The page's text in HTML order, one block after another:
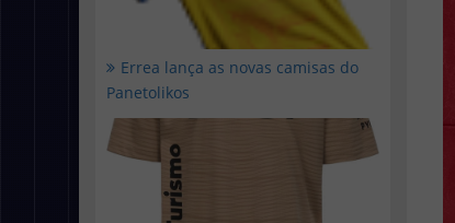
Errea lança as novas camisas do
Panetolikos